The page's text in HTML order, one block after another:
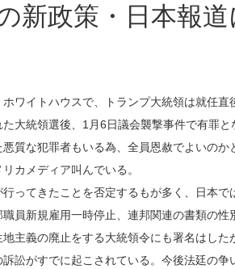
新政策・日本報
ワイトハウスで、トランプ大統領は就任
大統領選後、1月6日議会襲撃事件で有罪
質な犯罪者もいる為、全員恩赦でよいの
カメディア叫んでいる。
ってきたことを否定するもが多く、日本
員新規雇用一時停止、連邦関連の書類の
主義の廃止をする大統領令にも署名はし
訟がすでに起こされている。今後法廷の